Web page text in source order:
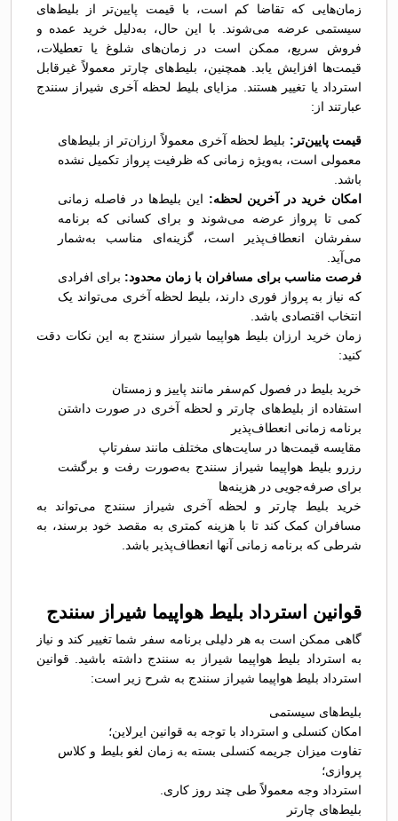
زمان‌هایی که تقاضا کم است، با قیمت پایین‌تر از بلیط‌های
سیستمی عرضه می‌شوند. با این حال، به‌دلیل خرید عمده و
فروش سریع، ممکن است در زمان‌های شلوغ یا تعطیلات،
قیمت‌ها افزایش یابد. همچنین، بلیط‌های چارتر معمولاً غیرقابل
استرداد یا تغییر هستند. مزایای بلیط لحظه آخری شیراز سنندج
عبارتند از:
قیمت پایین‌تر: بلیط لحظه آخری معمولاً ارزان‌تر از بلیط‌های
معمولی است، به‌ویژه زمانی که ظرفیت پرواز تکمیل نشده
باشد.
امکان خرید در آخرین لحظه: این بلیط‌ها در فاصله زمانی
کمی تا پرواز عرضه می‌شوند و برای کسانی که برنامه
سفرشان انعطاف‌پذیر است، گزینه‌ای مناسب به‌شمار
می‌آید.
فرصت مناسب برای مسافران با زمان محدود: برای افرادی
که نیاز به پرواز فوری دارند، بلیط لحظه آخری می‌تواند یک
انتخاب اقتصادی باشد.
زمان خرید ارزان بلیط هواپیما شیراز سنندج به این نکات دقت
کنید:
خرید بلیط در فصول کم‌سفر مانند پاییز و زمستان
استفاده از بلیط‌های چارتر و لحظه آخری در صورت داشتن
برنامه زمانی انعطاف‌پذیر
مقایسه قیمت‌ها در سایت‌های مختلف مانند سفرتاپ
رزرو بلیط هواپیما شیراز سنندج به‌صورت رفت و برگشت
برای صرفه‌جویی در هزینه‌ها
خرید بلیط چارتر و لحظه آخری شیراز سنندج می‌تواند به
مسافران کمک کند تا با هزینه کمتری به مقصد خود برسند، به
شرطی که برنامه زمانی آنها انعطاف‌پذیر باشد.
قوانین استرداد بلیط هواپیما شیراز سنندج
گاهی ممکن است به هر دلیلی برنامه سفر شما تغییر کند و نیاز
به استرداد بلیط هواپیما شیراز به سنندج داشته باشید. قوانین
استرداد بلیط هواپیما شیراز سنندج به شرح زیر است:
بلیط‌های سیستمی
امکان کنسلی و استرداد با توجه به قوانین ایرلاین؛
تفاوت میزان جریمه کنسلی بسته به زمان لغو بلیط و کلاس
پروازی؛
استرداد وجه معمولاً طی چند روز کاری.
بلیط‌های چارتر